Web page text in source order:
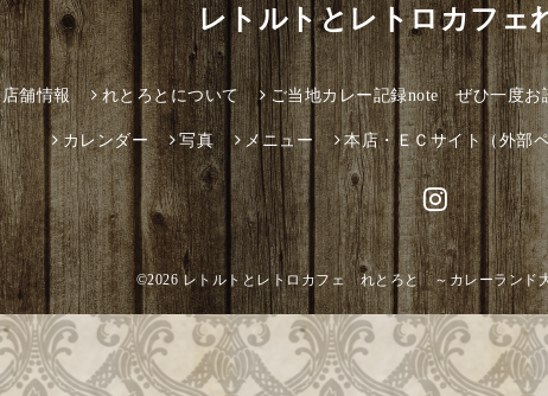
レトルトとレトロカフェ
店舗情報 れとろとについて ご当地カレー記録note ぜひ一度お
カレンダー 写真 メニュー 本店・ＥＣサイト（外部
©2026 レトルトとレトロカフェ れとろと ～カレーランド